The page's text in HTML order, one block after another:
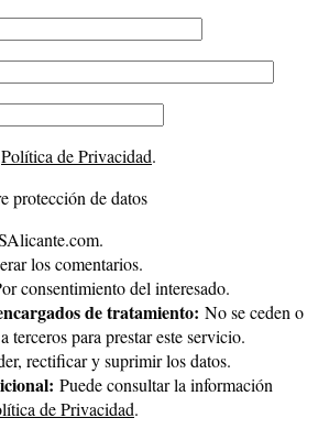
Política de Privacidad.
protección de datos
los comentarios.
consentimiento del interesado.
de tratamiento: No se ceden o
terceros para prestar este servicio.
rectificar y suprimir los datos.
Puede consultar la información
de Privacidad.